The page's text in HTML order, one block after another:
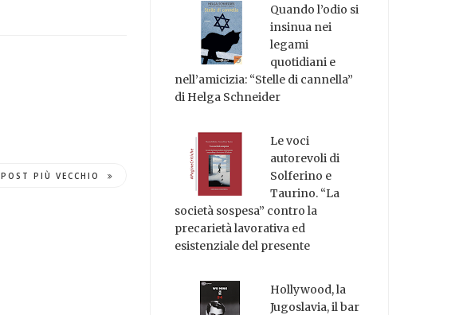
POST PIÙ VECCHIO
Quando l’odio si
insinua nei
legami
quotidiani e
nell’amicizia: “Stelle di cannella”
di Helga Schneider
Le voci
autorevoli di
Solferino e
Taurino. “La
società sospesa” contro la
precarietà lavorativa ed
esistenziale del presente
Hollywood, la
Jugoslavia, il bar